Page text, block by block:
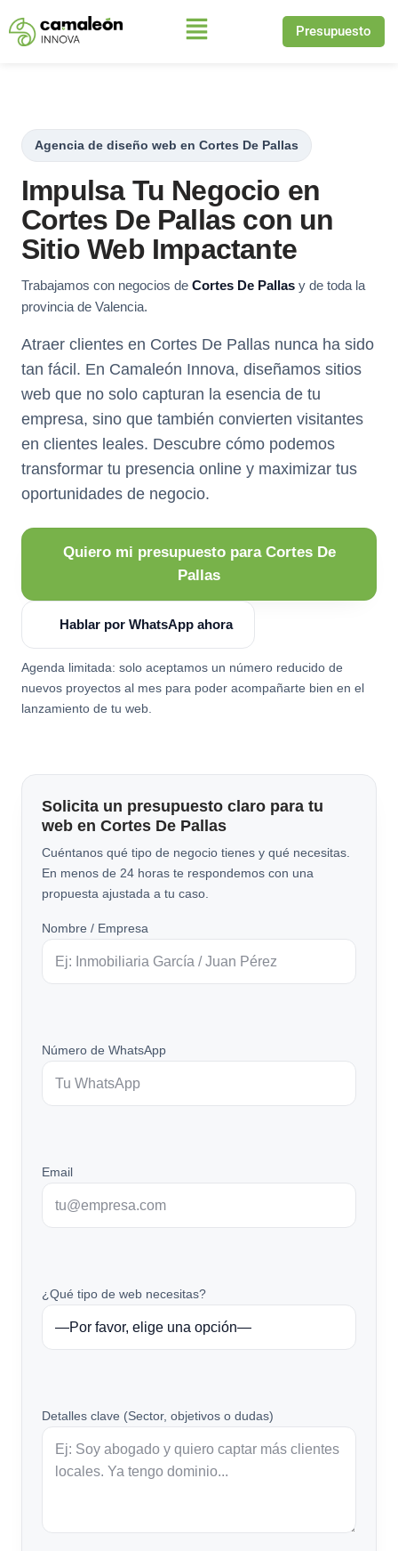
Saltar
Presupuesto
Agencia de diseño web en Cortes De Pallas
Impulsa Tu Negocio en
Cortes De Pallas con un
Sitio Web Impactante
Trabajamos con negocios de Cortes De Pallas y de toda la
provincia de Valencia.
Atraer clientes en Cortes De Pallas nunca ha sido
tan fácil. En Camaleón Innova, diseñamos sitios
web que no solo capturan la esencia de tu
empresa, sino que también convierten visitantes
en clientes leales. Descubre cómo podemos
transformar tu presencia online y maximizar tus
oportunidades de negocio.
Quiero mi presupuesto para Cortes De
Pallas
Hablar por WhatsApp ahora
Agenda limitada: solo aceptamos un número reducido de
nuevos proyectos al mes para poder acompañarte bien en el
lanzamiento de tu web.
Solicita un presupuesto claro para tu
web en Cortes De Pallas
Cuéntanos qué tipo de negocio tienes y qué necesitas.
En menos de 24 horas te respondemos con una
propuesta ajustada a tu caso.
Nombre / Empresa
Número de WhatsApp
Email
¿Qué tipo de web necesitas?
Detalles clave (Sector, objetivos o dudas)